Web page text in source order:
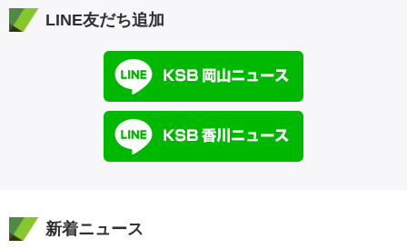
LINE友だち追加
新着ニュース